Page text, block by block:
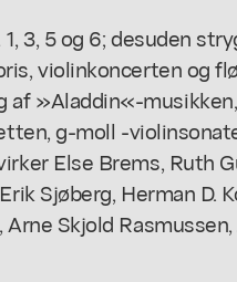
3, 5 og 6; desuden
violinkoncerten og
af »Aladdin«-
g-moll -
Else Brems, Ruth
Sjøberg, Herman D.
Skjold